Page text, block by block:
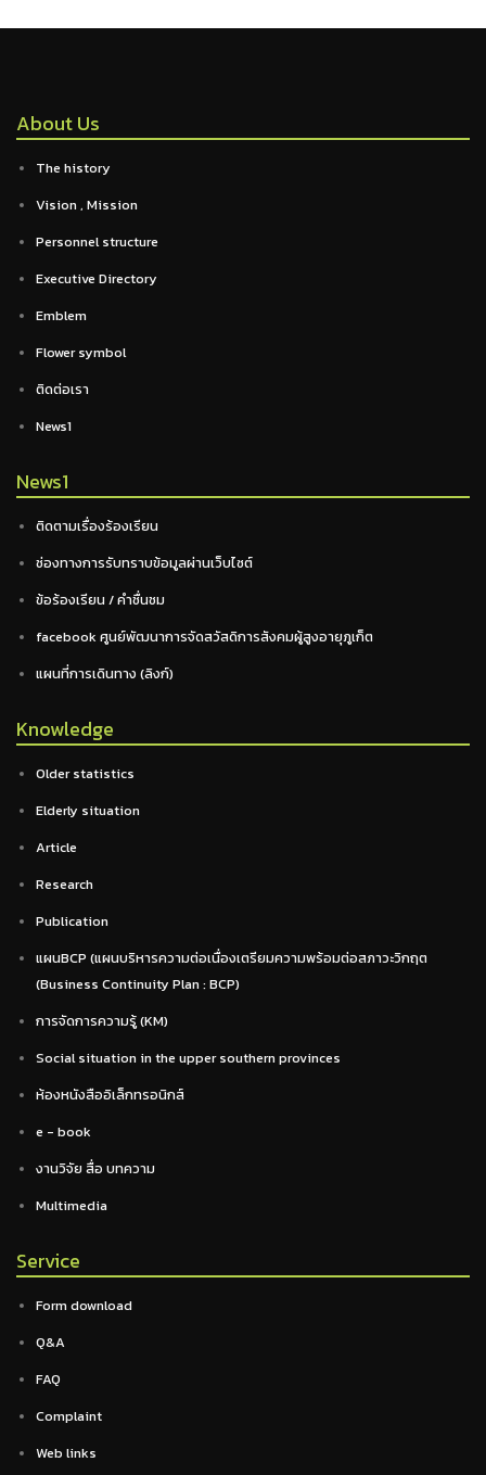
About Us
The history
Vision , Mission
Personnel structure
Executive Directory
Emblem
Flower symbol
ติดต่อเรา
News1
News1
ติดตามเรื่องร้องเรียน
ช่องทางการรับทราบข้อมูลผ่านเว็บไซต์
ข้อร้องเรียน / คำชื่นชม
facebook ศูนย์พัฒนาการจัดสวัสดิการสังคมผู้สูงอายุภูเก็ต
แผนที่การเดินทาง (ลิงก์)
Knowledge
Older statistics
Elderly situation
Article
Research
Publication
แผนBCP (แผนบริหารความต่อเนื่องเตรียมความพร้อมต่อสภาวะวิกฤต
(Business Continuity Plan : BCP)
การจัดการความรู้ (KM)
Social situation in the upper southern provinces
ห้องหนังสืออิเล็กทรอนิกส์
e - book
งานวิจัย สื่อ บทความ
Multimedia
Service
Form download
Q&A
FAQ
Complaint
Web links